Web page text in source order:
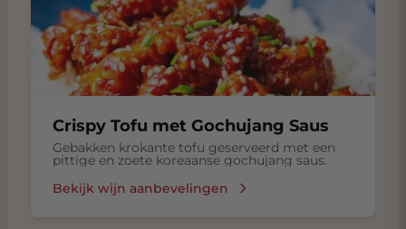
Crispy Tofu met Gochujang Saus
Gebakken krokante tofu geserveerd met een
pittige en zoete koreaanse gochujang saus.
Bekijk wijn aanbevelingen